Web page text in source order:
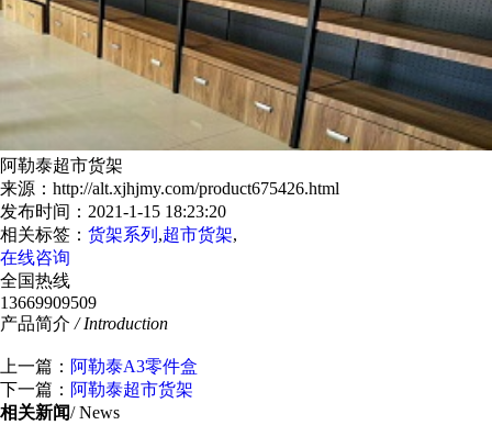
阿勒泰超市货架
来源：http://alt.xjhjmy.com/product675426.html
发布时间：2021-1-15 18:23:20
相关标签： 货架系列 ,超市货架,
在线咨询
全国热线
13669909509
产品简介 / Introduction
上一篇： 阿勒泰A3零件盒
下一篇： 阿勒泰超市货架
相关新闻/ News